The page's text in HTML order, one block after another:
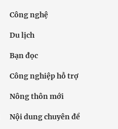
Công nghệ
Du lịch
Bạn đọc
Công nghiệp hỗ trợ
Nông thôn mới
Nội dung chuyên đề